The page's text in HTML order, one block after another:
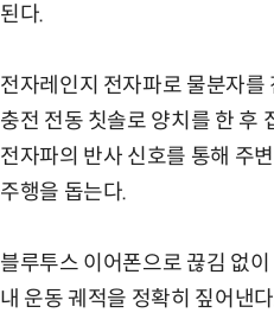
된다.
전자레인지 전자파로 물분자를
충전 전동 칫솔로 양치를 한 후
전자파의 반사 신호를 통해 주
주행을 돕는다.
블루투스 이어폰으로 끊김 없
내 운동 궤적을 정확히 짚어낸